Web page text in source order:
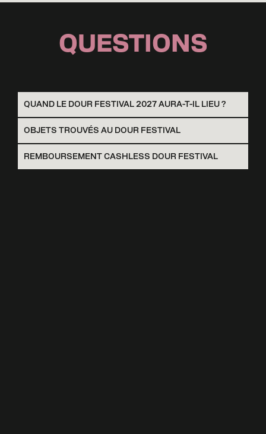
QUESTIONS
QUAND LE DOUR FESTIVAL 2027 AURA-T-IL LIEU ?
OBJETS TROUVÉS AU DOUR FESTIVAL
REMBOURSEMENT CASHLESS DOUR FESTIVAL